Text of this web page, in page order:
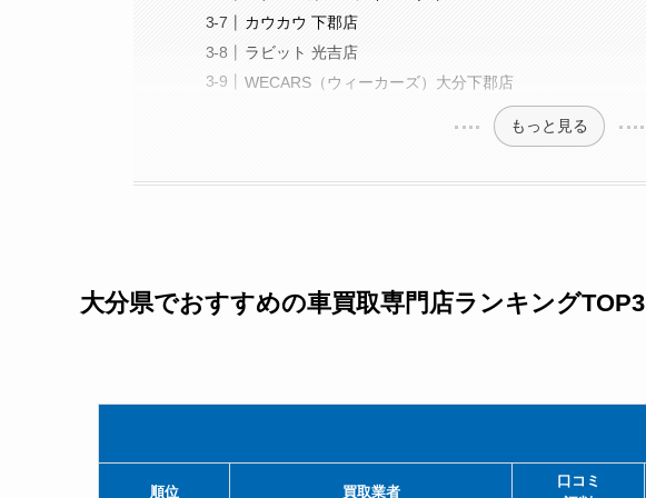
カウカウ 下郡店
ラビット 光吉店
WECARS（ウィーカーズ）大分下郡店
もっと見る
大分県でおすすめの車買取専門店ランキングTOP3
順位 買取業者
口コミ